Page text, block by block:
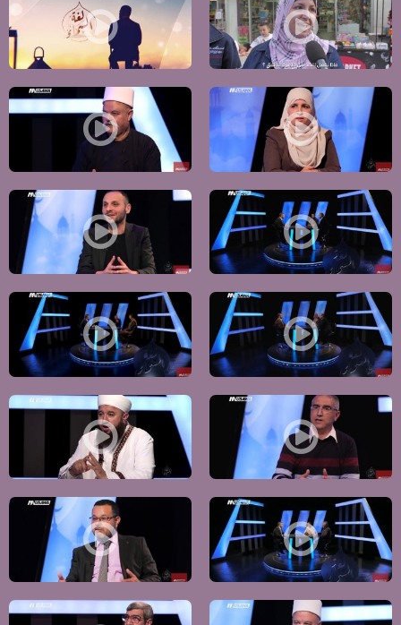
هل الفراق هو الحل ؟ ،الكاملة ،ظاهرة الطلاق،ح22- لغة السماء ،قناة مساواة الفضائيةلماذا وجب علينا ان نركز على فئة الشباب
في بيتي متعاطي للمخدرات ، ماذا أفعل ؟،الكاملة ، الشباب والمخدرات،ح20- لغة السماء ،مساواة
ما دور الدين في الحد من العنف ؟،العنف
ما الذي تحتاجه مدارسنا في الوسط العربي ؟، المدرسة بناء المستقبل،ح18- لغة السماء - قناة مساواة
هل فقدت خطبة الجمعة تأثيرها ؟ و لماذا ؟-
كيف نتذكر أحداث يوم الأرض وما أبرز المحطات التي نذكرها فيه؟،حب الأرض،الكاملة،ح16-
هل العلمانية خطة من نتاج الفكر البشري لفك
كيف نمكن الطالب من تحقيق رؤيته و رسالته في التعليم؟،هموم الطالب الجامعي.،
ما أبرز المواصيع اتي تستهدفها الشبهات ؟-
ما أسباب ضعف منظومة القيم في مجتمعنا؟،القيم في عالم متغير،الكاملة -ح12- لغة
ما طموحك في الحياة؟ و كيف يمكن أن